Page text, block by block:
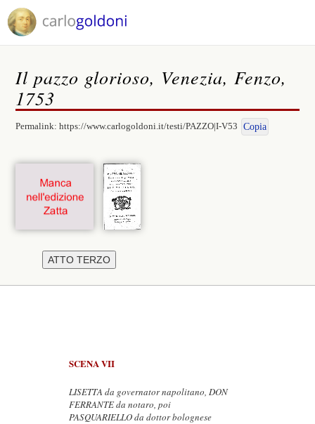
Il pazzo glorioso, Venezia, Fenzo,
1753
Permalink:https://www.carlogoldoni.it/testi/PAZZO|I-V53 Copia
SCENA VII
LISETTA da governator napolitano, DON
FERRANTE da notaro, poi
PASQUARIELLO da dottor bolognese